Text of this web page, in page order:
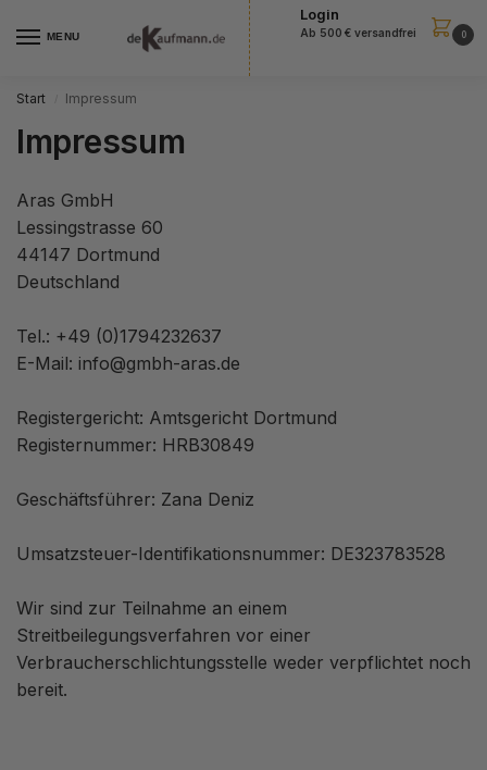
MENU
Login
Ab 500 € versandfrei 0
Start Impressum
Impressum
Aras GmbH
Lessingstrasse 60
44147 Dortmund
Deutschland
Tel.: +49 (0)1794232637
E-Mail: info@gmbh-aras.de
Registergericht: Amtsgericht Dortmund
Registernummer: HRB30849
Geschäftsführer: Zana Deniz
Umsatzsteuer-Identifikationsnummer: DE323783528
Wir sind zur Teilnahme an einem
Streitbeilegungsverfahren vor einer
Verbraucherschlichtungsstelle weder verpflichtet noch
bereit.